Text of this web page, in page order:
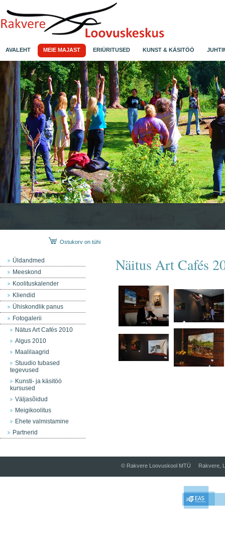
AVALEHT MEIE MAJAST ERIÜRITUSED KUNST & KÄSITÖÖ
Ostukorv on tühi
Üldandmed
Meeskond
Koolituskalender
Kliendid
Ühiskondlik panus
Fotogalerii
Nätus Art Cafés 2010
Algus 2010
Maalilaagrid
Stuudio tubased
tegevused
Kunsti- ja käsitöö
kursused
Väljasõidud
Meigikoolitus
Ehete valmistamine
Partnerid
Näitus Art Cafés
© Rakvere Loovuskool MTÜ Rakvere,